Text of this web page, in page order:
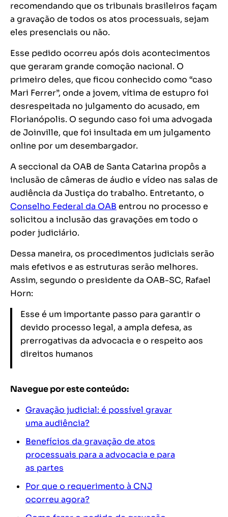
recomendando que os tribunais brasileiros façam
a gravação de todos os atos processuais, sejam
eles presenciais ou não.
Esse pedido ocorreu após dois acontecimentos
que geraram grande comoção nacional. O
primeiro deles, que ficou conhecido como “caso
Mari Ferrer”, onde a jovem, vítima de estupro foi
desrespeitada no julgamento do acusado, em
Florianópolis. O segundo caso foi uma advogada
de Joinville, que foi insultada em um julgamento
online por um desembargador.
A seccional da OAB de Santa Catarina propôs a
inclusão de câmeras de áudio e vídeo nas salas de
audiência da Justiça do trabalho. Entretanto, o
Conselho Federal da OAB entrou no processo e
solicitou a inclusão das gravações em todo o
poder judiciário.
Dessa maneira, os procedimentos judiciais serão
mais efetivos e as estruturas serão melhores.
Assim, segundo o presidente da OAB-SC, Rafael
Horn:
Esse é um importante passo para garantir o
devido processo legal, a ampla defesa, as
prerrogativas da advocacia e o respeito aos
direitos humanos
Navegue por este conteúdo:
Gravação judicial: é possível gravar
uma audiência?
Benefícios da gravação de atos
processuais para a advocacia e para
as partes
Por que o requerimento à CNJ
ocorreu agora?